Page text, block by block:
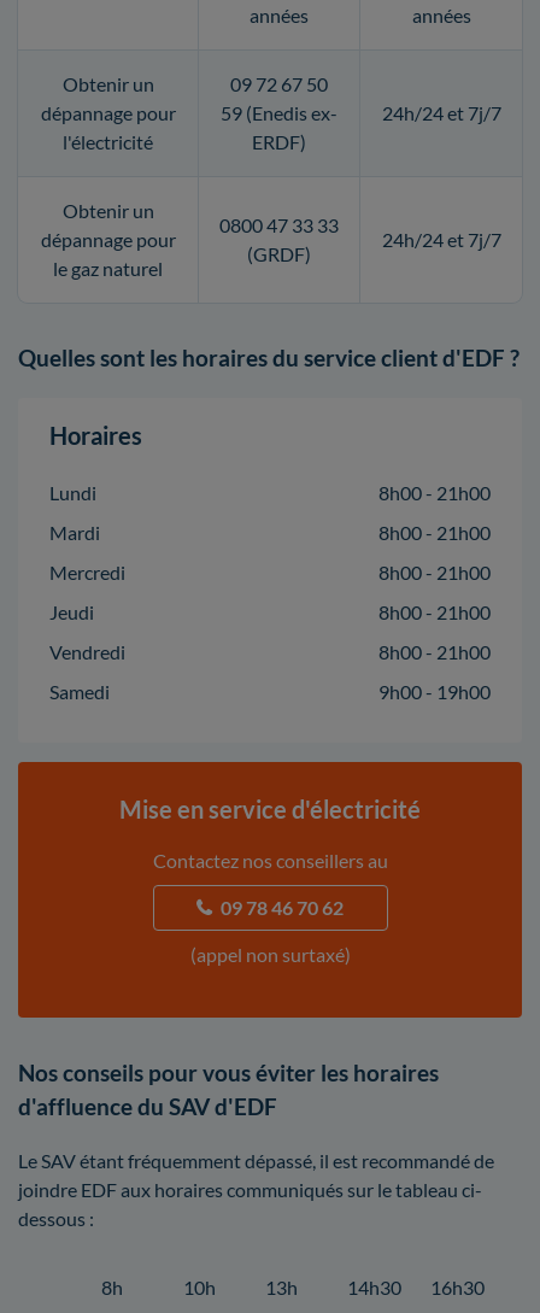
années
années
Obtenir un
dépannage pour
l'électricité
09 72 67 50
59 (Enedis ex-
ERDF)
24h/24 et 7j/7
Obtenir un
dépannage pour
le gaz naturel
0800 47 33 33
(GRDF)
24h/24 et 7j/7
Quelles sont les horaires du service client d'EDF ?
Horaires
Lundi
8h00 - 21h00
Mardi
8h00 - 21h00
Mercredi
8h00 - 21h00
Jeudi
8h00 - 21h00
Vendredi
8h00 - 21h00
Samedi
9h00 - 19h00
Mise en service d'électricité
Contactez nos conseillers au
09 78 46 70 62
(appel non surtaxé)
Nos conseils pour vous éviter les horaires
d'affluence du SAV d'EDF
Le SAV étant fréquemment dépassé, il est recommandé de
joindre EDF aux horaires communiqués sur le tableau ci-
dessous :
8h 10h 13h 14h30 16h30